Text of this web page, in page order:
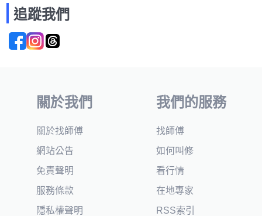
追蹤我們
關於我們
關於找師傅
網站公告
免責聲明
服務條款
隱私權聲明
我們的服務
找師傅
如何叫修
看行情
在地專家
RSS索引